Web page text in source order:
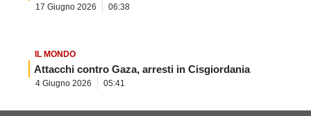
17 Giugno 2026 06:38
IL MONDO
Attacchi contro Gaza, arresti in Cisgiordania
4 Giugno 2026 05:41